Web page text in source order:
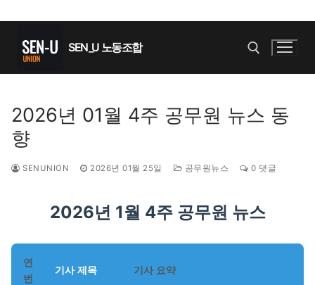
SEN_U 노동조합
2026년 01월 4주 공무원 뉴스 동
향
SENUNION 2026년 01월 25일 공무원뉴스 0 댓글
2026년 1월 4주 공무원 뉴스
연
번
기사 제목 기사 요약